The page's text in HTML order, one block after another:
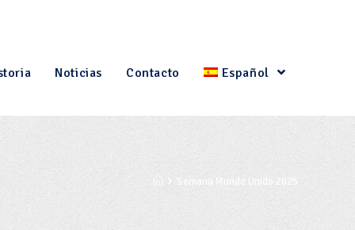
Noticias Contacto Español
Semana Mundo Unido 2025